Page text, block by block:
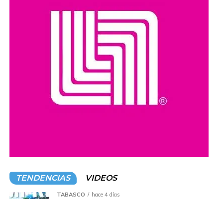
TENDENCIAS VIDEOS
TABASCO hace 4 días